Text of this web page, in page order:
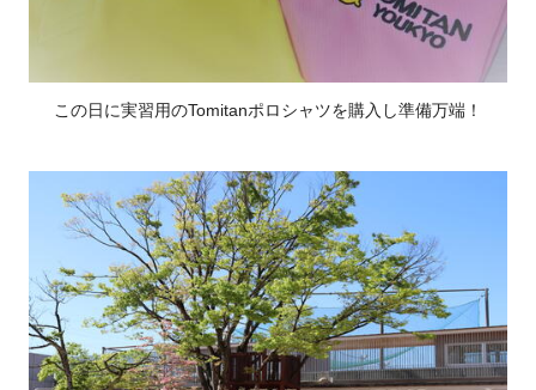
この日に実習用のTomitanポロシャツを購入し準備万端！